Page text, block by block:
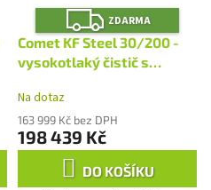
Z
D
A
R
M
ZDARMA
Comet KF Steel 30/200 -
vysokotlaký čistič s
Na dotaz
163 999 Kč bez DPH
198 439 Kč
DO KOŠÍKU